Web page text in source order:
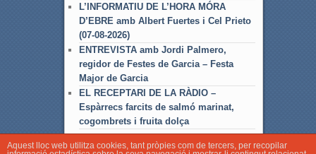
L’INFORMATIU DE L’HORA MÓRA
D’EBRE amb Albert Fuertes i Cel Prieto
(07-08-2026)
ENTREVISTA amb Jordi Palmero,
regidor de Festes de Garcia – Festa
Major de Garcia
EL RECEPTARI DE LA RÀDIO –
Espàrrecs farcits de salmó marinat,
cogombrets i fruita dolça
Aquest lloc web utilitza cookies, tant pròpies com de tercers, per recopilar